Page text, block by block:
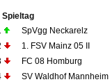
Spieltag
SpVgg Neckarelz
1. FSV Mainz 05 II
FC 08 Homburg
SV Waldhof Mannheim